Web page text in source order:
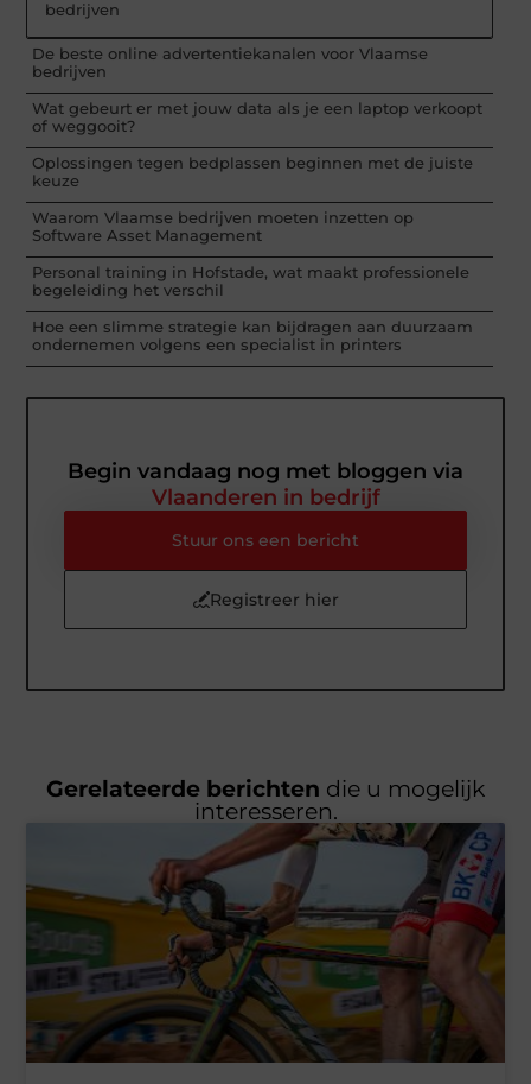
bedrijven
De beste online advertentiekanalen voor Vlaamse
bedrijven
Wat gebeurt er met jouw data als je een laptop verkoopt
of weggooit?
Oplossingen tegen bedplassen beginnen met de juiste
keuze
Waarom Vlaamse bedrijven moeten inzetten op
Software Asset Management
Personal training in Hofstade, wat maakt professionele
begeleiding het verschil
Hoe een slimme strategie kan bijdragen aan duurzaam
ondernemen volgens een specialist in printers
Begin vandaag nog met bloggen via
Vlaanderen in bedrijf
Stuur ons een bericht
Registreer hier
Gerelateerde berichten die u mogelijk
interesseren.